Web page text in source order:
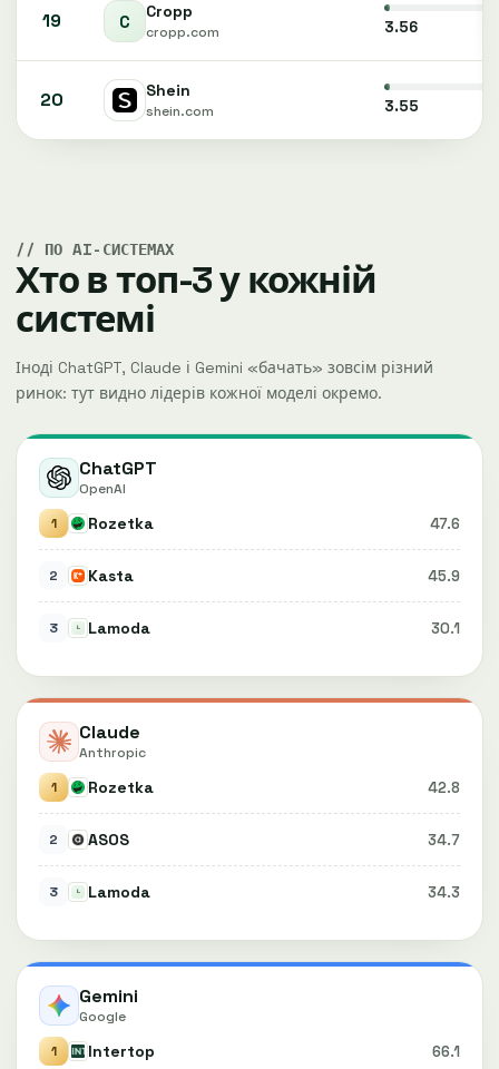
19 Cropp
cropp.com 3.56
20 Shein
shein.com 3.55
ПО AI-СИСТЕМАХ
Хто в топ-3 у кожній
системі
Іноді ChatGPT, Claude і Gemini «бачать» зовсім різний
ринок: тут видно лідерів кожної моделі окремо.
ChatGPT
OpenAI
1
Rozetka 47.6
2 Kasta 45.9
3 Lamoda 30.1
Claude
Anthropic
1
Rozetka 42.8
2 ASOS 34.7
3 Lamoda 34.3
Gemini
Google
1
Intertop 66.1